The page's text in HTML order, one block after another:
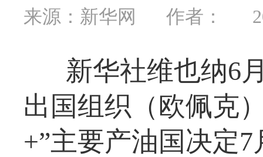
来源：新华网 作者：
新华社维也纳6
出国组织（欧佩克
+”主要产油国决定